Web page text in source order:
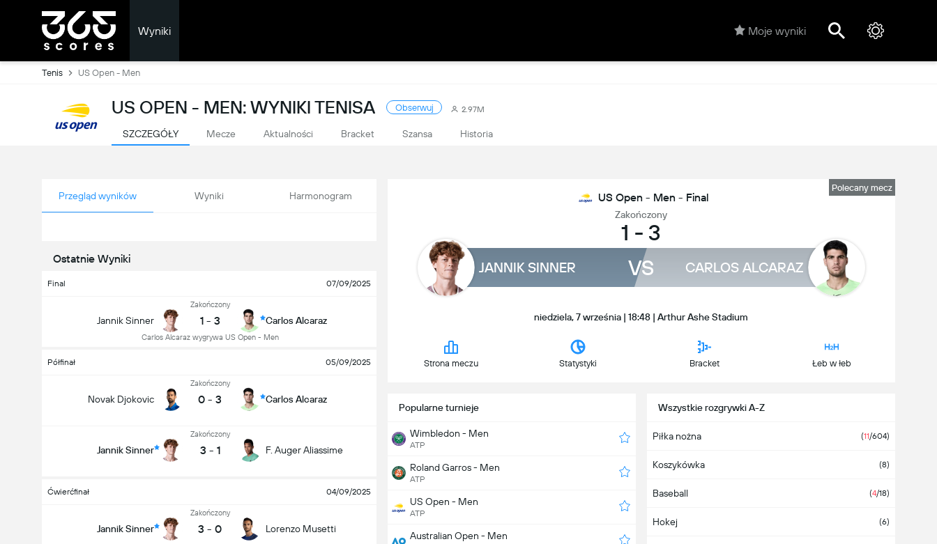
Wyniki Moje wyniki
Tenis US Open - Men
US OPEN - MEN: WYNIKI TENISA Obserwuj 2.97M
SZCZEGÓŁY Mecze Aktualności Bracket Szansa Historia
Przegląd wyników Wyniki Harmonogram
Ostatnie Wyniki
Final 07/09/2025
Jannik Sinner
Zakończony
1 - 3
Carlos Alcaraz wygrywa US Open - Men
Carlos Alcaraz
Półfinał 05/09/2025
Novak Djokovic
Zakończony
0 - 3 Carlos Alcaraz
Jannik Sinner
Zakończony
3 - 1 F. Auger Aliassime
Ćwierćfinał 04/09/2025
Jannik Sinner
Zakończony
3 - 0 Lorenzo Musetti
Polecany mecz
US Open - Men - Final
Zakończony
1 - 3
JANNIK SINNER VS CARLOS ALCARAZ
niedziela, 7 września | 18:48 | Arthur Ashe Stadium
Strona meczu Statystyki Bracket Łeb w łeb
Popularne turnieje
Wimbledon - Men
ATP
Roland Garros - Men
ATP
US Open - Men
ATP
Australian Open - Men
Wszystkie rozgrywki A-Z
Piłka nożna (11/604)
Koszykówka (8)
Baseball (4/18)
Hokej (6)